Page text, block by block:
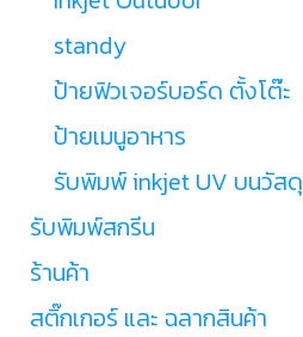
standy
ป้ายฟิวเจอร์บอร์ด ตั้งโต๊ะ
ป้ายเมนูอาหาร
รับพิมพ์ inkjet UV บนวัสดุ
รับพิมพ์สกรีน
ร้านค้า
สติ๊กเกอร์ และ ฉลากสินค้า